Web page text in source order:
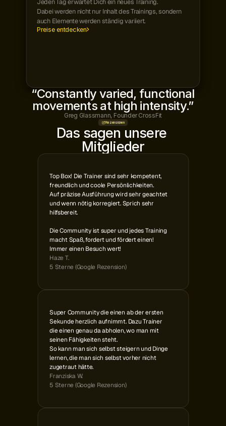
Jeden Tag erwartet Dich ein neues Training.
Dabei werden nicht nur Inhalt des Trainings, sondern
auch Elemente werden ständig variiert.
Preise entdecken
“Constantly varied, functional
movements at high intensity.”
Greg Glassmann, Founder CrossFit
Rezensionen
Das sagen unsere
Mitglieder
Top Box! Die Trainer sind sehr kompetent,
freundlich und coole Persönlichkeiten.
Auf präzise Ausführung wird sehr geachtet
und wenn nötig korregiert. Sprich sehr
hilfsbereit.
Die Community ist super und jedes Training
macht Spaß, fordert und fördert einen!
Immer einen Besuch wert!
Haze T.
5 Sterne (Google Rezension)
Super Community die einen ab der ersten
Sekunde herzlich aufnimmt. Dazu Trainer
die einen genau da abholen, wo man mit
seinen Fähigkeiten steht.
So kann man sich selbst steigern und Dinge
lernen, die man sich selbst vorher nicht
zugetraut hätte.
Franziska W.
5 Sterne (Google Rezension)